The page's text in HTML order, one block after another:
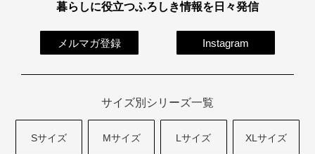
暮らしに役立つふろしき情報を日々発信
メルマガ登録 Instagram
サイズ別シリーズ一覧
Sサイズ Mサイズ Lサイズ XLサイズ